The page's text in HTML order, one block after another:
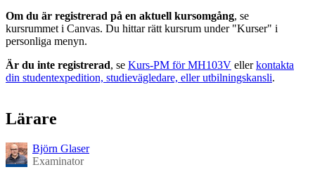
Om du är registrerad på en aktuell kursomgång, se
kursrummet i Canvas. Du hittar rätt kursrum under "Kurser" i
personliga menyn.
Är du inte registrerad, se Kurs-PM för MH103V ellerkontakta
din studentexpedition, studievägledare, eller utbilningskansli.
Lärare
Björn Glaser
Examinator